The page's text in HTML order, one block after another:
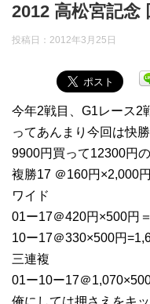
2012 高松宮記念
投稿日： 2012年3月25日
今年2戦目、G1レース2
ってあんまり今回は快
9900円買って12300円の
複勝17 ＠160円×2,000
ワイド
01ー17＠420円×500円
10ー17＠330×500円
三連複
01ー10ー17＠
俺にしては押さえをキ